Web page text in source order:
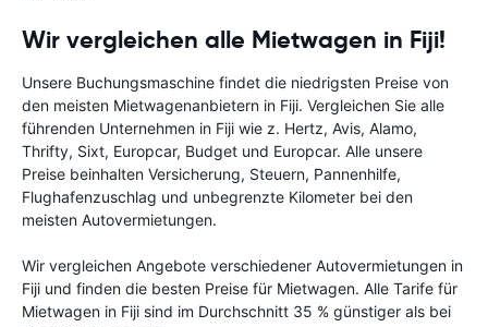
Wir vergleichen alle Mietwagen in Fiji!
Unsere Buchungsmaschine findet die niedrigsten Preise von
den meisten Mietwagenanbietern in Fiji. Vergleichen Sie alle
führenden Unternehmen in Fiji wie z. Hertz, Avis, Alamo,
Thrifty, Sixt, Europcar, Budget und Europcar. Alle unsere
Preise beinhalten Versicherung, Steuern, Pannenhilfe,
Flughafenzuschlag und unbegrenzte Kilometer bei den
meisten Autovermietungen.
Wir vergleichen Angebote verschiedener Autovermietungen in
Fiji und finden die besten Preise für Mietwagen. Alle Tarife für
Mietwagen in Fiji sind im Durchschnitt 35 % günstiger als bei